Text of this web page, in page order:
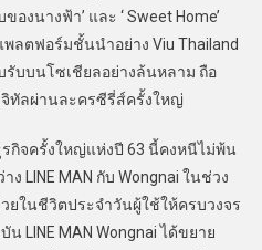
งนางฟ้า’ และ ‘ Sweet Home’
ลตฟอร์มชั้นนำอย่าง Viu Thailand
รับบนโซเชียลอย่างล้นหลาม ถือ
ทัลผ่านละครซีรี่ส์ครั้งใหญ่
ครั้งใหญ่แห่งปี 63 นี้คงหนีไม่พ้น
LINE MAN กับ Wongnai ในช่วง
ยในชีวิตประจําวันผู้ใช้ให้ครบวงจร
LINE MAN Wongnai ได้ขยาย